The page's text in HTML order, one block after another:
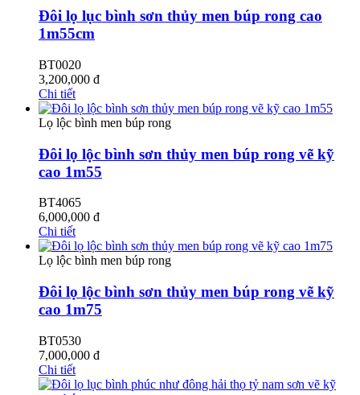
Đôi lọ lục bình sơn thủy men búp rong cao
1m55cm
BT0020
3,200,000 đ
Chi tiết
Lọ lộc bình men búp rong
Đôi lọ lộc bình sơn thủy men búp rong vẽ kỹ
cao 1m55
BT4065
6,000,000 đ
Chi tiết
Lọ lộc bình men búp rong
Đôi lọ lộc bình sơn thủy men búp rong vẽ kỹ
cao 1m75
BT0530
7,000,000 đ
Chi tiết